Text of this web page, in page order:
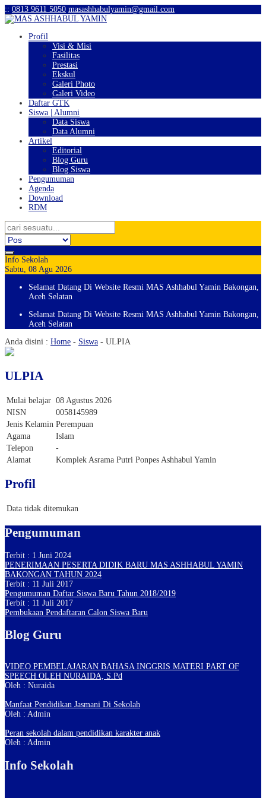
:: 0813 9611 5050 masashhabulyamin@gmail.com
Profil
Visi & Misi
Fasilitas
Prestasi
Ekskul
Galeri Photo
Galeri Video
Daftar GTK
Siswa | Alumni
Data Siswa
Data Alumni
Artikel
Editorial
Blog Guru
Blog Siswa
Pengumuman
Agenda
Download
RDM
Info Sekolah
Sabtu, 08 Agu 2026
Selamat Datang Di Website Resmi MAS Ashhabul Yamin Bakongan,
Aceh Selatan
Selamat Datang Di Website Resmi MAS Ashhabul Yamin Bakongan,
Aceh Selatan
Anda disini : Home - Siswa - ULPIA
ULPIA
Mulai belajar 08 Agustus 2026
NISN
0058145989
Jenis Kelamin Perempuan
Agama
Islam
Telepon
-
Alamat
Komplek Asrama Putri Ponpes Ashhabul Yamin
Profil
Data tidak ditemukan
Pengumuman
Terbit : 1 Juni 2024
PENERIMAAN PESERTA DIDIK BARU MAS ASHHABUL YAMIN
BAKONGAN TAHUN 2024
Terbit : 11 Juli 2017
Pengumuman Daftar Siswa Baru Tahun 2018/2019
Terbit : 11 Juli 2017
Pembukaan Pendaftaran Calon Siswa Baru
Blog Guru
VIDEO PEMBELAJARAN BAHASA INGGRIS MATERI PART OF
SPEECH OLEH NURAIDA, S.Pd
Oleh : Nuraida
Manfaat Pendidikan Jasmani Di Sekolah
Oleh : Admin
Peran sekolah dalam pendidikan karakter anak
Oleh : Admin
Info Sekolah